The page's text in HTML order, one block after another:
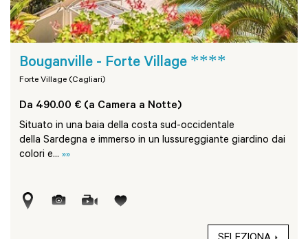
Bouganville - Forte Village ****
Forte Village (Cagliari)
Da 490.00 € (a Camera a Notte)
Situato in una baia della costa sud-occidentale
della Sardegna e immerso in un lussureggiante giardino dai
colori e... »»